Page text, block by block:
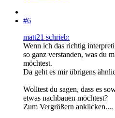
#6
matt21 schrieb:
Wenn ich das richtig
so ganz verstanden, was du
möchtest.
Da geht es mir übrigens
Wolltest du sagen, dass es
etwas nachbauen möchtest?
Zum Vergrößern anklicken....